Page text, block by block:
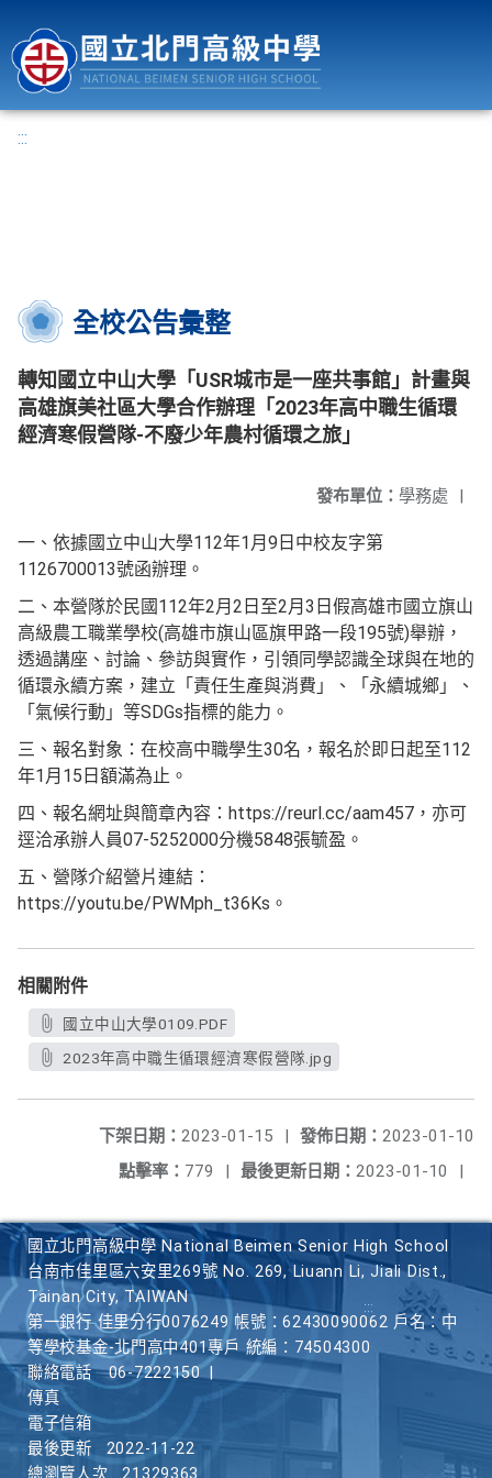
:::
全校公告彙整
轉知國立中山大學「USR城市是一座共事館」計畫與
高雄旗美社區大學合作辦理「2023年高中職生循環
經濟寒假營隊-不廢少年農村循環之旅」
發布單位： 學務處 |
一、依據國立中山大學112年1月9日中校友字第
1126700013號函辦理。
二、本營隊於民國112年2月2日至2月3日假高雄市國立旗山
高級農工職業學校(高雄市旗山區旗甲路一段195號)舉辦，
透過講座、討論、參訪與實作，引領同學認識全球與在地的
循環永續方案，建立「責任生產與消費」、「永續城鄉」、
「氣候行動」等SDGs指標的能力。
三、報名對象：在校高中職學生30名，報名於即日起至112
年1月15日額滿為止。
四、報名網址與簡章內容：https://reurl.cc/aam457，亦可
逕洽承辦人員07-5252000分機5848張毓盈。
五、營隊介紹營片連結：
https://youtu.be/PWMph_t36Ks。
相關附件
國立中山大學0109.PDF
2023年高中職生循環經濟寒假營隊.jpg
發佈日期： 2023-01-10
下架日期： 2023-01-15
|
最後更新日期： 2023-01-10 |
點擊率： 779 |
國立北門高級中學 National Beimen Senior High School
台南市佳里區六安里269號 No. 269, Liuann Li, Jiali Dist.,
Tainan City, TAIWAN
第一銀行 佳里分行0076249 帳號：62430090062 戶名：中
等學校基金-北門高中401專戶 統編：74504300
聯絡電話
06-7222150
傳真
電子信箱
最後更新
2022-11-22
總瀏覽人次
21329363